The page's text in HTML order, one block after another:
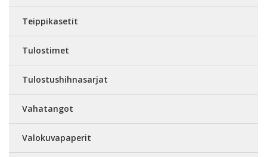
Teippikasetit
Tulostimet
Tulostushihnasarjat
Vahatangot
Valokuvapaperit